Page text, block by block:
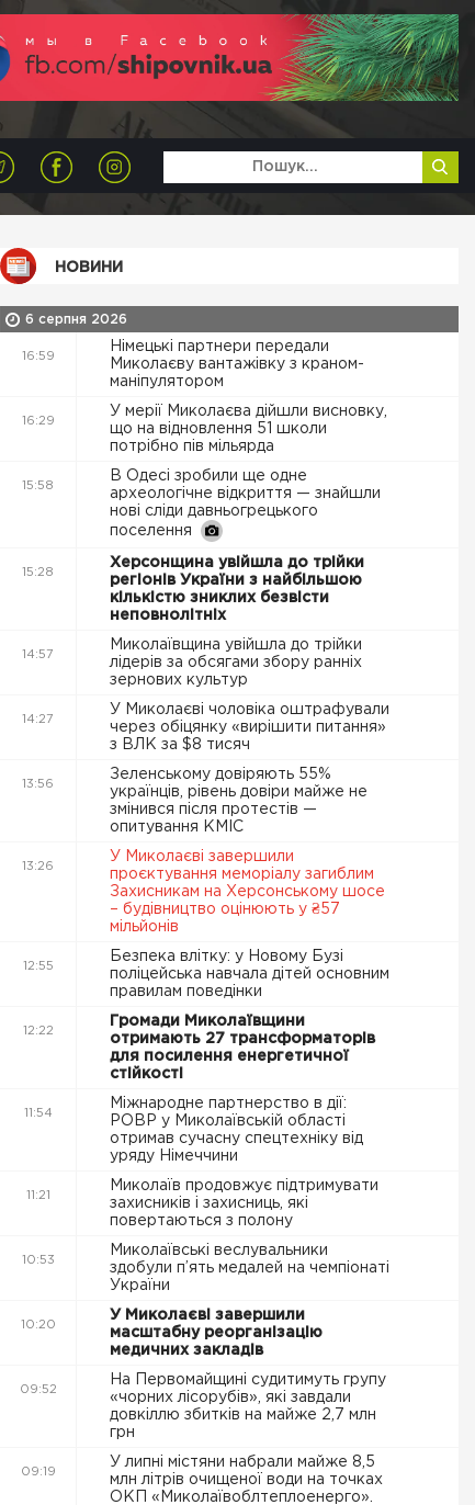
НОВИНИ
6 серпня 2026
16:59
Німецькі партнери передали
Миколаєву вантажівку з краном-
маніпулятором
16:29
У мерії Миколаєва дійшли висновку,
що на відновлення 51 школи
потрібно пів мільярда
15:58
В Одесі зробили ще одне
археологічне відкриття — знайшли
нові сліди давньогрецького
поселення
15:28
Херсонщина увійшла до трійки
регіонів України з найбільшою
кількістю зниклих безвісти
неповнолітніх
14:57
Миколаївщина увійшла до трійки
лідерів за обсягами збору ранніх
зернових культур
14:27
У Миколаєві чоловіка оштрафували
через обіцянку «вирішити питання»
з ВЛК за $8 тисяч
13:56
Зеленському довіряють 55%
українців, рівень довіри майже не
змінився після протестів —
опитування КМІС
13:26
У Миколаєві завершили
проєктування меморіалу загиблим
Захисникам на Херсонському шосе
– будівництво оцінюють у ₴57
мільйонів
12:55
Безпека влітку: у Новому Бузі
поліцейська навчала дітей основним
правилам поведінки
12:22
Громади Миколаївщини
отримають 27 трансформаторів
для посилення енергетичної
стійкості
11:54
Міжнародне партнерство в дії:
РОВР у Миколаївській області
отримав сучасну спецтехніку від
уряду Німеччини
11:21
Миколаїв продовжує підтримувати
захисників і захисниць, які
повертаються з полону
10:53
Миколаївські веслувальники
здобули п’ять медалей на чемпіонаті
України
10:20
У Миколаєві завершили
масштабну реорганізацію
медичних закладів
09:52
На Первомайщині судитимуть групу
«чорних лісорубів», які завдали
довкіллю збитків на майже 2,7 млн
грн
09:19
У липні містяни набрали майже 8,5
млн літрів очищеної води на точках
ОКП «Миколаївоблтеплоенерго».